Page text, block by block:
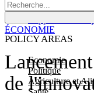
POLICY AREAS
Economie
Politique
Agriculture et
de
ÉCONOMIE